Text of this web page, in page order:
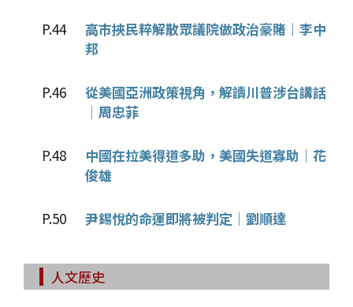
P.44
高市挾民粹解散眾議院做政治豪賭│李中
邦
P.46
從美國亞洲政策視角，解讀川普涉台講話
│周忠菲
P.48
中國在拉美得道多助，美國失道寡助│花
俊雄
P.50 尹錫悅的命運即將被判定│劉順達
人文歷史